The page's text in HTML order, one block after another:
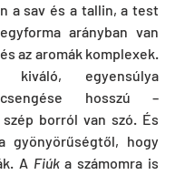
a sav és a tallin, a test
arányban van
az aromák komplexek.
kiváló, egyensúlya
hosszú –
borról van szó. És
gyönyörűségtől, hogy
A Fiúk a számomra is